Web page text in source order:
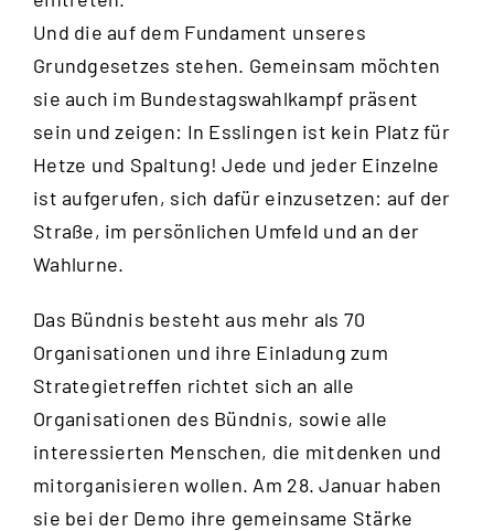
Und die auf dem Fundament unseres
Grundgesetzes stehen. Gemeinsam möchten
sie auch im Bundestagswahlkampf präsent
sein und zeigen: In Esslingen ist kein Platz für
Hetze und Spaltung! Jede und jeder Einzelne
ist aufgerufen, sich dafür einzusetzen: auf der
Straße, im persönlichen Umfeld und an der
Wahlurne.
Das Bündnis besteht aus mehr als 70
Organisationen und ihre Einladung zum
Strategietreffen richtet sich an alle
Organisationen des Bündnis, sowie alle
interessierten Menschen, die mitdenken und
mitorganisieren wollen. Am 28. Januar haben
sie bei der Demo ihre gemeinsame Stärke